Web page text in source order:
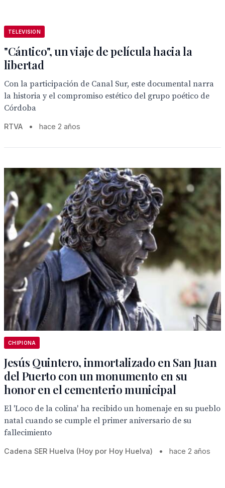
TELEVISION
"Cántico", un viaje de película hacia la
libertad
Con la participación de Canal Sur, este documental narra
la historia y el compromiso estético del grupo poético de
Córdoba
RTVA • hace 2 años
CHIPIONA
Jesús Quintero, inmortalizado en San Juan
del Puerto con un monumento en su
honor en el cementerio municipal
El 'Loco de la colina' ha recibido un homenaje en su pueblo
natal cuando se cumple el primer aniversario de su
fallecimiento
Cadena SER Huelva (Hoy por Hoy Huelva) • hace 2 años